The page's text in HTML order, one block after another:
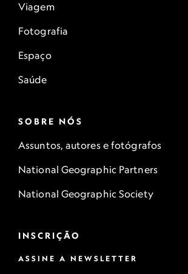
Viagem
Fotografia
Espaço
Saúde
SOBRE NÓS
Assuntos, autores e fotógrafos
National Geographic Partners
National Geographic Society
INSCRIÇÃO
ASSINE A NEWSLETTER